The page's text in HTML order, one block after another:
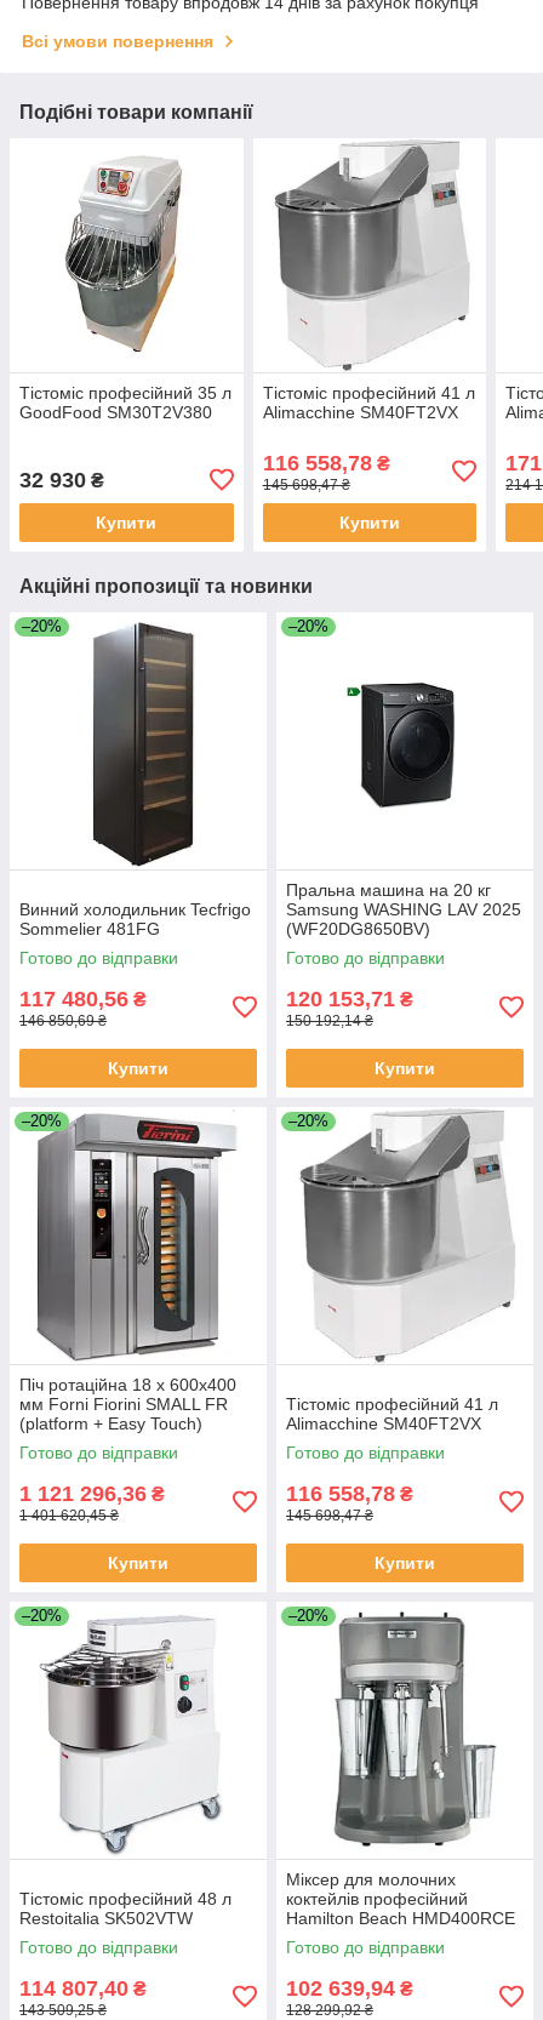
Всі умови повернення
Подібні товари компанії
Тістоміс професійний 35 л
GoodFood SM30T2V380
32 930 ₴
Купити
Тістоміс професійний 41 л
Alimacchine SM40FT2VX
116 558,78₴
145 698,47 ₴
Купити
214
Акційні пропозиції та новинки
–20%
Винний холодильник Tecfrigo
Sommelier 481FG
Готово до відправки
117 480,56 ₴
146 850,69 ₴
Купити
–20%
Пральна машина на 20 кг
Samsung WASHING LAV 2025
(WF20DG8650BV)
Готово до відправки
120 153,71 ₴
150 192,14 ₴
Купити
–20%
Піч ротаційна 18 х 600х400
мм Forni Fiorini SMALL FR
(platform + Easy Touch)
Готово до відправки
1 121 296,36 ₴
1 401 620,45 ₴
Купити
–20%
Тістоміс професійний 41 л
Alimacchine SM40FT2VX
Готово до відправки
116 558,78 ₴
145 698,47 ₴
Купити
–20%
Тістоміс професійний 48 л
Restoitalia SK502VTW
Готово до відправки
114 807,40 ₴
143 509,25 ₴
–20%
Міксер для молочних
коктейлів професійний
Hamilton Beach HMD400RCE
Готово до відправки
102 639,94 ₴
128 299,92 ₴